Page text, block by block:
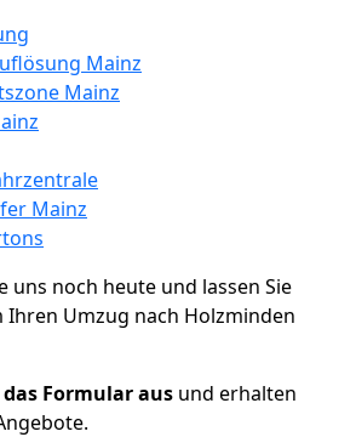
Mainz
Mainz
Mainz
uns noch heute und lassen Sie
Ihren Umzug nach Holzminden
Formular aus und erhalten